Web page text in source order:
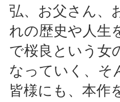
弘、お父さん、
れの歴史や人生
で桜良という女
なっていく、そ
皆様にも、本作